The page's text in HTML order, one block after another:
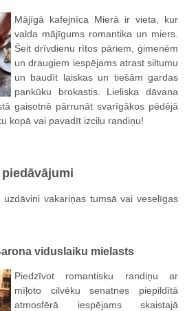
Mājīgā kafejnīca Mierā ir vieta, kur
valda mājīgums romantika un miers.
Šeit drīvdienu rītos pāriem, ģimenēm
un draugiem iespējams atrast siltumu
un baudīt laiskas un tiešām gardas
pankūku brokastis. Lieliska dāvana
gaisotnē pārrunāt svarīgākos pēdējā
kopā vai pavadīt izcilu randiņu!
vakariņas tumsā vai veselīgas
viduslaiku mielasts
Piedzīvot romantisku randiņu ar
mīļoto cilvēku senatnes piepildītā
atmosfērā iespējams skaistajā